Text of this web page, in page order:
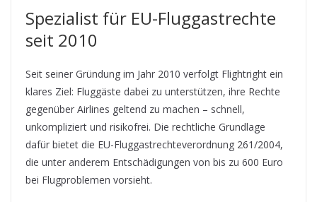
Spezialist für EU-Fluggastrechte
seit 2010
Seit seiner Gründung im Jahr 2010 verfolgt Flightright ein
klares Ziel: Fluggäste dabei zu unterstützen, ihre Rechte
gegenüber Airlines geltend zu machen – schnell,
unkompliziert und risikofrei. Die rechtliche Grundlage
dafür bietet die EU-Fluggastrechteverordnung 261/2004,
die unter anderem Entschädigungen von bis zu 600 Euro
bei Flugproblemen vorsieht.